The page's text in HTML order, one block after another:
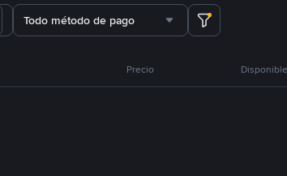
Todo método de pago
Precio